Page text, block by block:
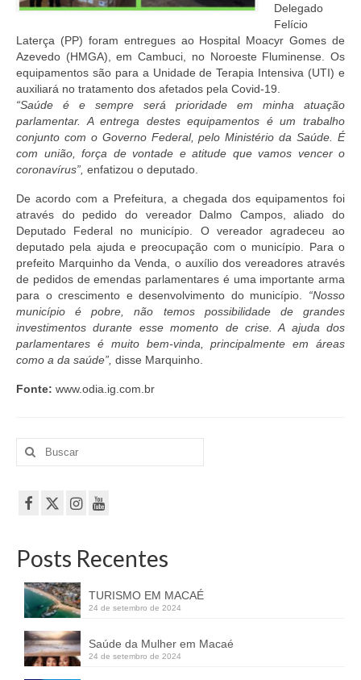
Delegado
Felício
Laterça (PP) foram entregues ao Hospital Moacyr Gomes de
Azevedo (HMGA), em Cambuci, no Noroeste Fluminense. Os
equipamentos são para a Unidade de Terapia Intensiva (UTI) e
auxiliará no tratamento dos afetados pela Covid-19.
“Saúde é e sempre será prioridade em minha atuação
parlamentar. A entrega destes equipamentos é um trabalho
conjunto com o Governo Federal, pelo Ministério da Saúde. É
com união, força de vontade e atitude que vamos vencer o
coronavírus”, enfatizou o deputado.
De acordo com a Prefeitura, a chegada dos equipamentos foi
através do pedido do vereador Dalmo Campos, aliado do
Deputado Federal no município. O vereador agradeceu ao
deputado pela ajuda e preocupação com o município. Para o
prefeito Marquinho da Venda, o auxílio dos vereadores através
de pedidos de emendas parlamentares é uma importante arma
para o crescimento e desenvolvimento do município. “Nosso
município é pobre, não temos possibilidade de grandes
investimentos durante esse momento de crise. A ajuda dos
parlamentares é muito bem-vinda, principalmente em áreas
como a da saúde”, disse Marquinho.
Fonte: www.odia.ig.com.br
Buscar
por:
Posts Recentes
TURISMO EM MACAÉ
24 de setembro de 2024
Saúde da Mulher em Macaé
24 de setembro de 2024